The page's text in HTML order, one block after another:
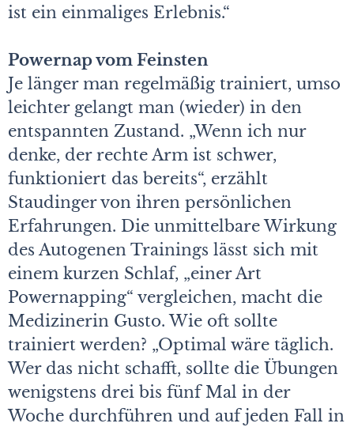
ist ein einmaliges Erlebnis.“
Powernap vom Feinsten
Je länger man regelmäßig trainiert, umso
leichter gelangt man (wieder) in den
entspannten Zustand. „Wenn ich nur
denke, der rechte Arm ist schwer,
funktioniert das bereits“, erzählt
Staudinger von ihren persönlichen
Erfahrungen. Die unmittelbare Wirkung
des Autogenen Trainings lässt sich mit
einem kurzen Schlaf, „einer Art
Powernapping“ vergleichen, macht die
Medizinerin Gusto. Wie oft sollte
trainiert werden? „Optimal wäre täglich.
Wer das nicht schafft, sollte die Übungen
wenigstens drei bis fünf Mal in der
Woche durchführen und auf jeden Fall in